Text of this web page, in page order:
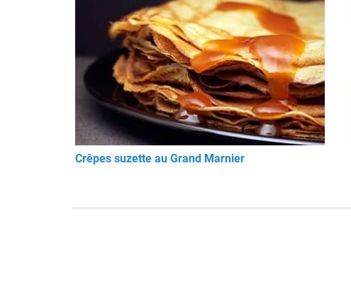
Crêpes suzette au Grand Marnier